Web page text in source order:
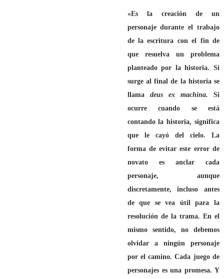
«Es la creación de un
personaje durante el trabajo
de la escritura con el fin de
que resuelva un problema
planteado por la historia. Si
surge al final de la historia se
llama deus ex machina. Si
ocurre cuando se está
contando la historia, significa
que le cayó del cielo. La
forma de evitar este error de
novato es anclar cada
personaje, aunque
discretamente, incluso antes
de que se vea útil para la
resolución de la trama. En el
mismo sentido, no debemos
olvidar a ningún personaje
por el camino. Cada juego de
personajes es una promesa. Y